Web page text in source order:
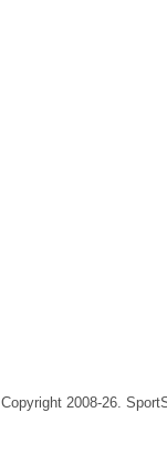
Copyright 2008-26.